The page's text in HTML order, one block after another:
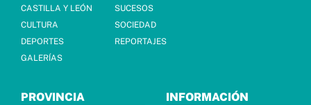
CASTILLA Y LEÓN
SUCESOS
CULTURA
SOCIEDAD
DEPORTES
REPORTAJES
GALERÍAS
PROVINCIA INFORMACIÓN